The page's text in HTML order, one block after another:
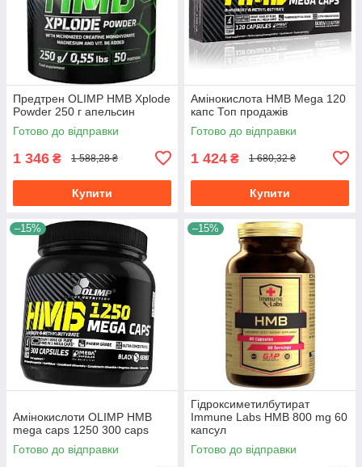
Предтрен OLIMP HMB Xplode
Powder 250 г апельсин
Готово до відправки
1 346 ₴ 1 588,28 ₴
Купити
Амінокислота HMB Mega 120
капс Топ продажів
Готово до відправки
1 424 ₴ 1 680,32 ₴
Купити
–15%
Амінокислоти OLIMP HMB
mega caps 1250 300 caps
Готово до відправки
–15%
Гідроксиметилбутират
Immune Labs HMB 800 mg 60
капсул
Готово до відправки